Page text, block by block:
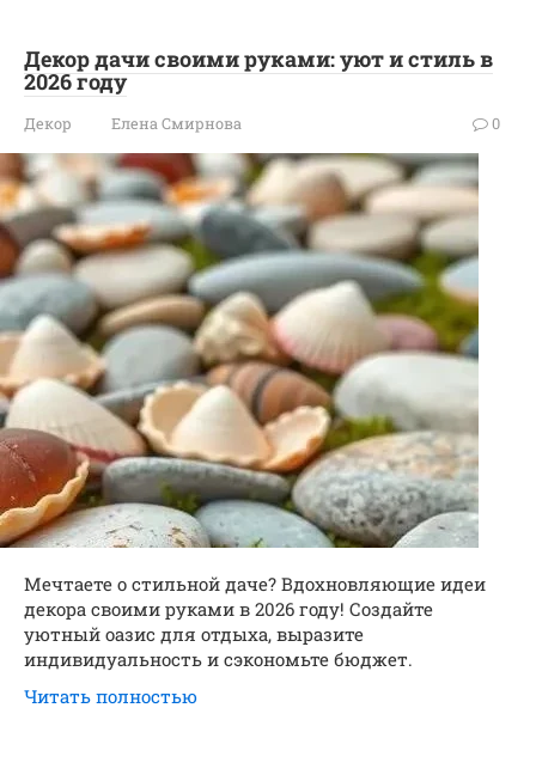
Декор дачи своими руками: уют и стиль в
2026 году
Декор Елена Смирнова 0
Мечтаете о стильной даче? Вдохновляющие идеи
декора своими руками в 2026 году! Создайте
уютный оазис для отдыха, выразите
индивидуальность и сэкономьте бюджет.
Читать полностью